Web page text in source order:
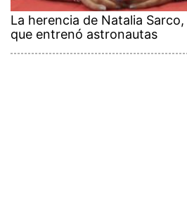
La herencia de Natalia
que entrenó astronautas